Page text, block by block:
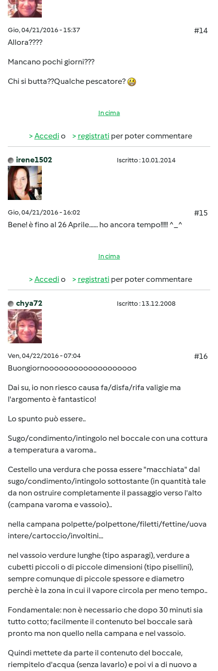
Gio, 04/21/2016 - 15:37
#14
Allora????
Mancano pochi giorni???
Chi si butta??Qualche pescatore?
In cima
Accedi o registrati per poter commentare
irene1502 Iscritto : 10.01.2014
Gio, 04/21/2016 - 16:02
#15
Bene! è fino al 26 Aprile...... ho ancora tempo!!!!! ^_^
In cima
Accedi o registrati per poter commentare
chya72 Iscritto : 13.12.2008
Ven, 04/22/2016 - 07:04
#16
Buongiornooooooooooooooooooo
Dai su, io non riesco causa fa/disfa/rifa valigie ma
l'argomento è fantastico!
Lo spunto può essere..
Sugo/condimento/intingolo nel boccale con una cottura
a temperatura a varoma..
Cestello una verdura che possa essere "macchiata" dal
sugo/condimento/intingolo sottostante (in quantità tale
da non ostruire completamente il passaggio verso l'alto
(campana varoma e vassoio)..
nella campana polpette/polpettone/filetti/fettine/uova
intere/cartoccio/involtini...
nel vassoio verdure lunghe (tipo asparagi), verdure a
cubetti piccoli o di piccole dimensioni (tipo pisellini),
sempre comunque di piccole spessore e diametro
perchè è la zona in cui il vapore circola per meno tempo..
Fondamentale: non è necessario che dopo 30 minuti sia
tutto cotto; facilmente il contenuto bel boccale sarà
pronto ma non quello nella campana e nel vassoio.
Quindi mettete da parte il contenuto del boccale,
riempitelo d'acqua (senza lavarlo) e poi vi a di nuovo a